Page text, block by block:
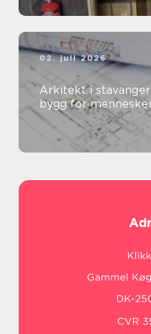
02. juli 2026
Arkitekt i stavanger slik skapes gode
bygg for